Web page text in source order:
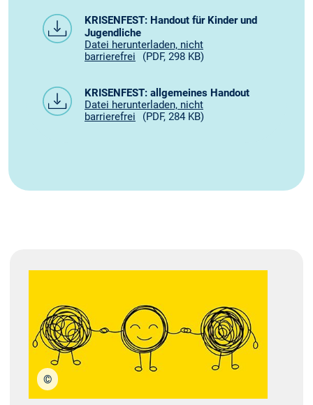
KRISENFEST: Handout für Kinder und
Jugendliche
Datei herunterladen, nicht
barrierefrei
(PDF, 298 KB)
KRISENFEST: allgemeines Handout
Datei herunterladen, nicht
barrierefrei
(PDF, 284 KB)
©
stock.adobe.com/tomozina1